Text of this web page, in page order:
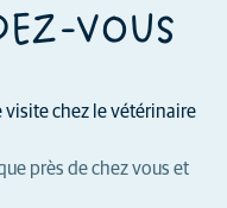
VOUS
visite chez le vétérinaire
près de chez vous et